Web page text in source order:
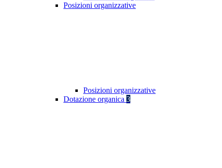
Posizioni organizzative
Posizioni organizzative
Dotazione organica 3